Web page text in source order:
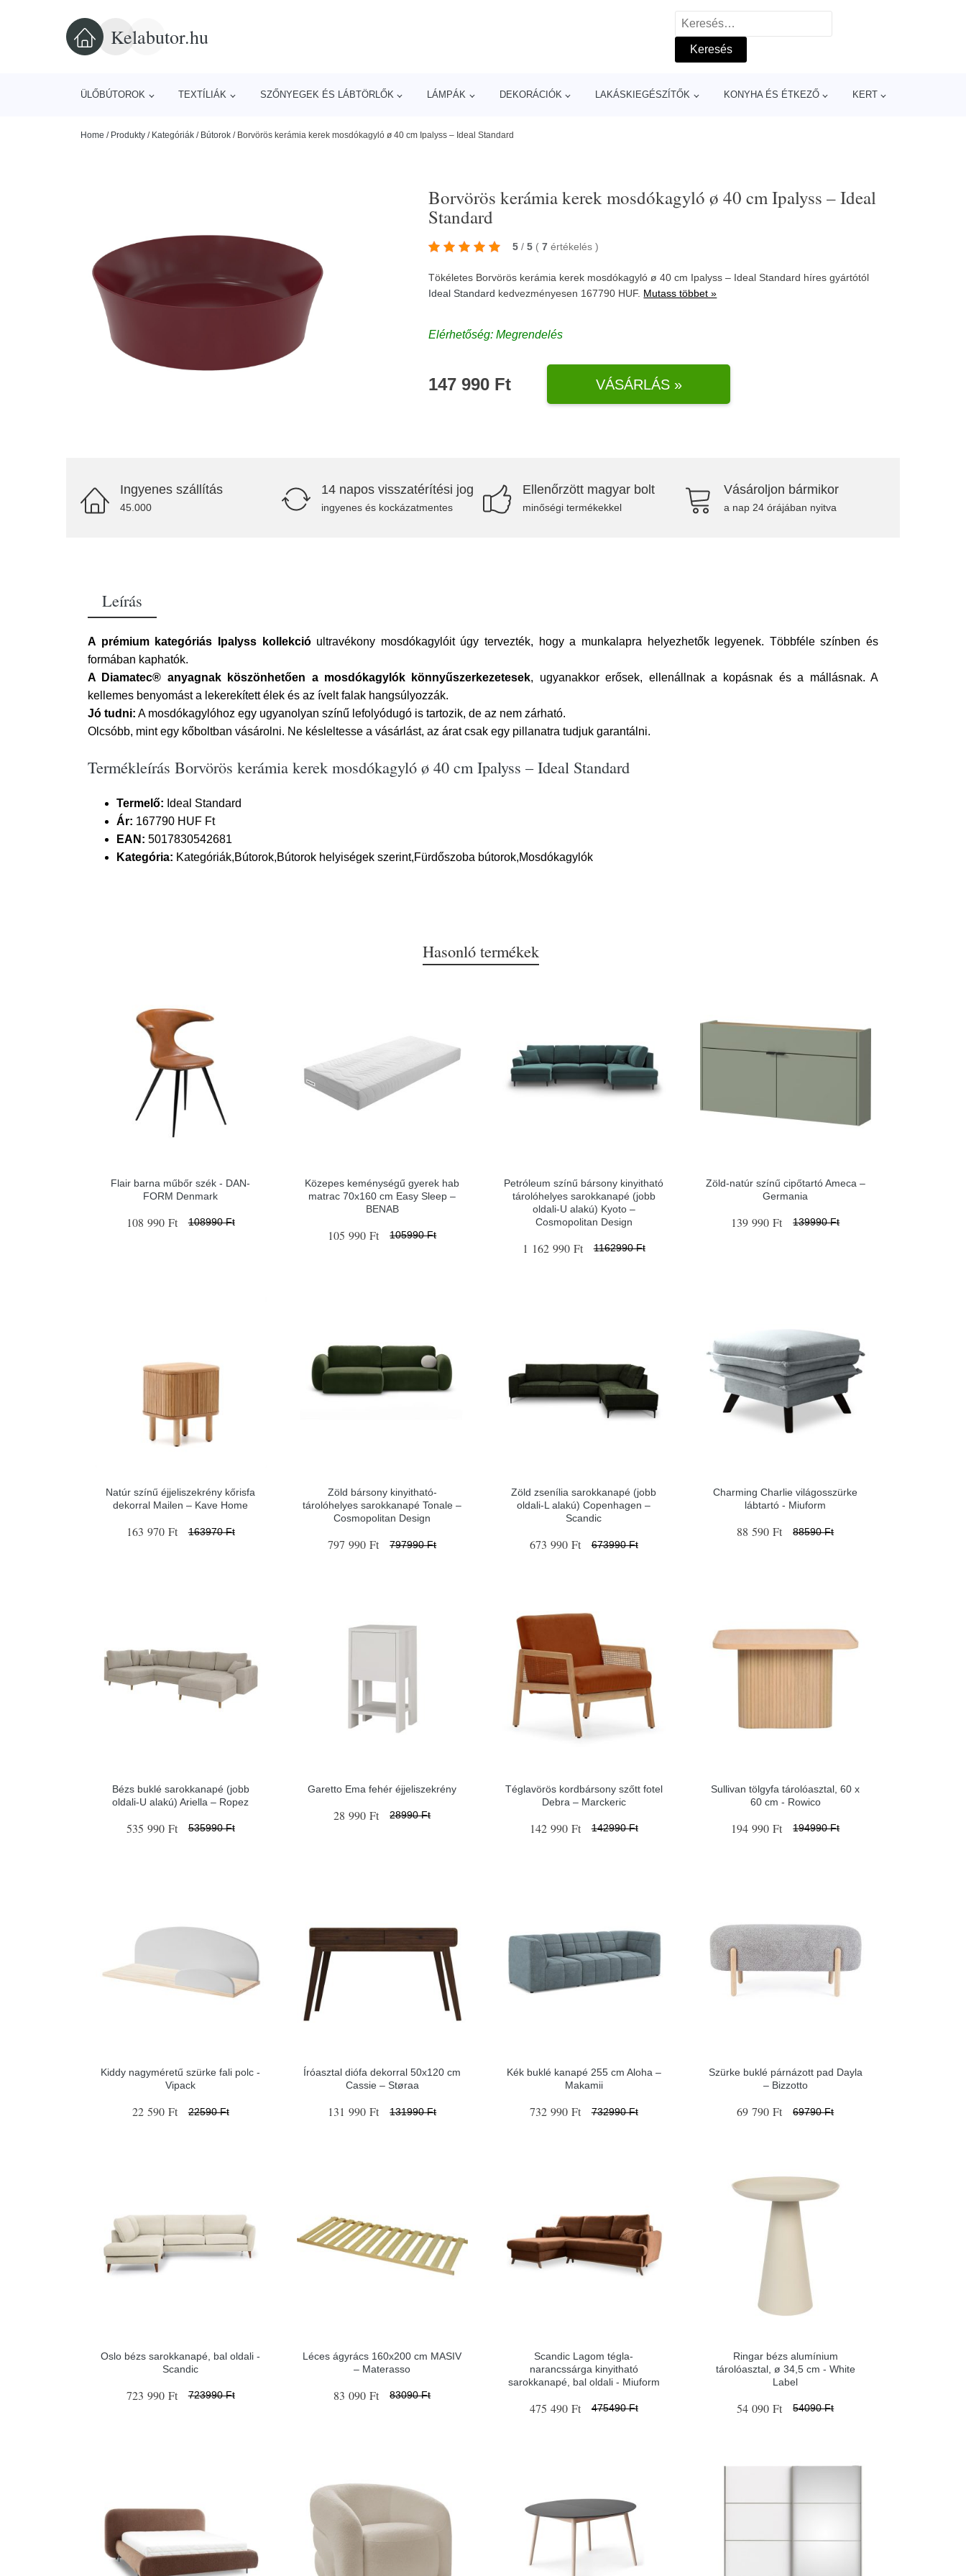
Kelabutor.hu
Keresés:
ÜLŐBÚTOROK TEXTÍLIÁK SZŐNYEGEK ÉS LÁBTÖRLŐK LÁMPÁK DEKORÁCIÓK LAKÁSKIEGÉSZÍTŐK KONYHA ÉS ÉTKEZŐ KERT
Home / Produkty / Kategóriák / Bútorok / Borvörös kerámia kerek mosdókagyló ø 40 cm Ipalyss – Ideal Standard
Borvörös kerámia kerek mosdókagyló ø 40 cm Ipalyss – Ideal
Standard
5 / 5 ( 7 értékelés)
Tökéletes Borvörös kerámia kerek mosdókagyló ø 40 cm Ipalyss – Ideal Standard híres gyártótól
Ideal Standard kedvezményesen 167790 HUF. Mutass többet »
Elérhetőség: Megrendelés
147 990 Ft VÁSÁRLÁS »
Ingyenes szállítás
45.000
14 napos visszatérítési jog
ingyenes és kockázatmentes
Ellenőrzött magyar bolt
minőségi termékekkel
Vásároljon bármikor
a nap 24 órájában nyitva
Leírás
A prémium kategóriás Ipalyss kollekcióultravékony mosdókagylóit úgy tervezték, hogy a munkalapra helyezhetők legyenek. Többféle színben és
formában kaphatók.
A Diamatec® anyagnak köszönhetően a mosdókagylók könnyűszerkezetesek, ugyanakkor erősek, ellenállnak a kopásnak és a mállásnak. A
kellemes benyomást a lekerekített élek és az ívelt falak hangsúlyozzák.
Jó tudni: A mosdókagylóhoz egy ugyanolyan színű lefolyódugó is tartozik, de az nem zárható.
Olcsóbb, mint egy kőboltban vásárolni. Ne késleltesse a vásárlást, az árat csak egy pillanatra tudjuk garantálni.
Termékleírás Borvörös kerámia kerek mosdókagyló ø 40 cm Ipalyss – Ideal Standard
Termelő: Ideal Standard
Ár: 167790 HUF Ft
EAN: 5017830542681
Kategória: Kategóriák,Bútorok,Bútorok helyiségek szerint,Fürdőszoba bútorok,Mosdókagylók
Hasonló termékek
Flair barna műbőr szék - ​​​​​DAN-
FORM Denmark
108 990 Ft 108990 Ft
Közepes keménységű gyerek hab
matrac 70x160 cm Easy Sleep –
BENAB
105 990 Ft 105990 Ft
Petróleum színű bársony kinyitható
tárolóhelyes sarokkanapé (jobb
oldali-U alakú) Kyoto –
Cosmopolitan Design
1 162 990 Ft 1162990 Ft
Zöld-natúr színű cipőtartó Ameca –
Germania
139 990 Ft 139990 Ft
Natúr színű éjjeliszekrény kőrisfa
dekorral Mailen – Kave Home
163 970 Ft 163970 Ft
Zöld bársony kinyitható-
tárolóhelyes sarokkanapé Tonale –
Cosmopolitan Design
797 990 Ft 797990 Ft
Zöld zsenília sarokkanapé (jobb
oldali-L alakú) Copenhagen –
Scandic
673 990 Ft 673990 Ft
Charming Charlie világosszürke
lábtartó - Miuform
88 590 Ft 88590 Ft
Bézs buklé sarokkanapé (jobb
oldali-U alakú) Ariella – Ropez
535 990 Ft 535990 Ft
Garetto Ema fehér éjjeliszekrény
28 990 Ft 28990 Ft
Téglavörös kordbársony szőtt fotel
Debra – Marckeric
142 990 Ft 142990 Ft
Sullivan tölgyfa tárolóasztal, 60 x
60 cm - Rowico
194 990 Ft 194990 Ft
Kiddy nagyméretű szürke fali polc -
Vipack
22 590 Ft 22590 Ft
Íróasztal diófa dekorral 50x120 cm
Cassie – Støraa
131 990 Ft 131990 Ft
Kék buklé kanapé 255 cm Aloha –
Makamii
732 990 Ft 732990 Ft
Szürke buklé párnázott pad Dayla
– Bizzotto
69 790 Ft 69790 Ft
Oslo bézs sarokkanapé, bal oldali -
Scandic
723 990 Ft 723990 Ft
Léces ágyrács 160x200 cm MASIV
– Materasso
83 090 Ft 83090 Ft
Scandic Lagom tégla-
narancssárga kinyitható
sarokkanapé, bal oldali - Miuform
475 490 Ft 475490 Ft
Ringar bézs alumínium
tárolóasztal, ø 34,5 cm - White
Label
54 090 Ft 54090 Ft